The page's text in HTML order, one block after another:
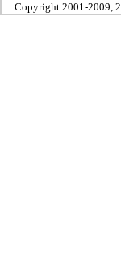
Copyright 2001-2009,